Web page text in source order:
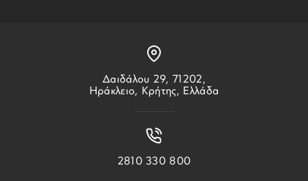
Δαιδάλου 29, 71202,
Ηράκλειο, Κρήτης, Ελλάδα
2810 330 800